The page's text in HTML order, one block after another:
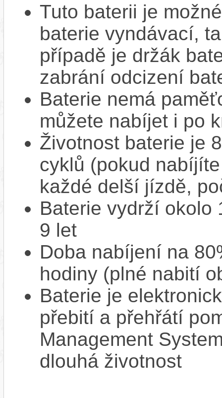
Tuto baterii je
baterie vyndávací,
případě je držák
zabrání odcizení
Baterie nemá
můžete nabíjet i po
Životnost baterie je
cyklů (pokud
každé delší jízdě,
Baterie vydrží okolo
9 let
Doba nabíjení na
hodiny (plné nabití
Baterie je
přebití a přehřátí
Management
dlouhá životnost